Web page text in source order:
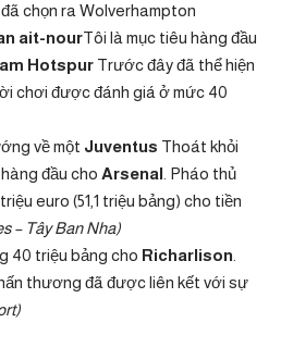
đã chọn ra Wolverhampton
ait-nourTôi là mục tiêu hàng đầu
Hotspur Trước đây đã thể hiện
chơi được đánh giá ở mức 40
về một Juventus Thoát khỏi
đầu cho Arsenal . Pháo thủ
euro (51,1 triệu bảng) cho tiền
– Tây Ban Nha)
40 triệu bảng cho Richarlison
thương đã được liên kết với sự